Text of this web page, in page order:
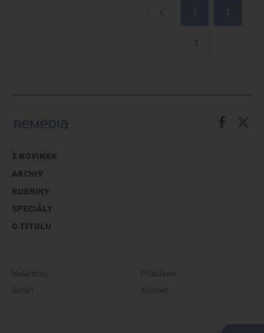
Z NOVINEK
ARCHIV
RUBRIKY
SPECIÁLY
O TITULU
Naše tituly
Autoři
Přihlášení
Kontakt